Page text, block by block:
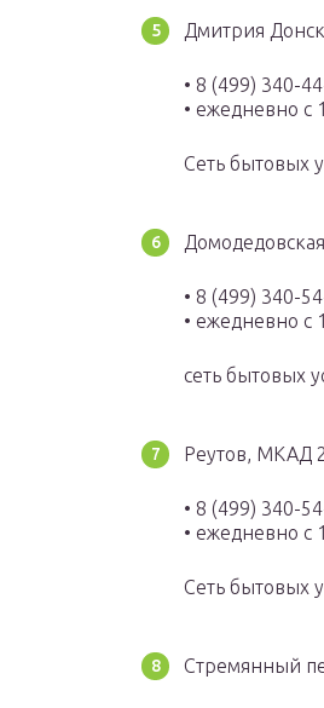
Дмитрия
• 8 (499) 340-
• ежедневно с
Сеть бытовых
• 8 (499) 340-
• ежедневно с
сеть бытовых
Реутов, МКАД
• 8 (499) 340-
• ежедневно с
Сеть бытовых
Стремянный